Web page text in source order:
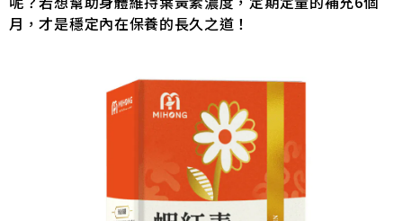
月，才是穩定內在保養的長久之道！